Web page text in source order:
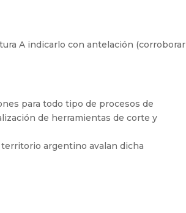
A indicarlo con antelación (corroborar
para todo tipo de procesos de
de herramientas de corte y
argentino avalan dicha